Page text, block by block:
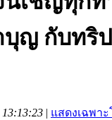
ญ กับทริ
| แสดงเฉพา